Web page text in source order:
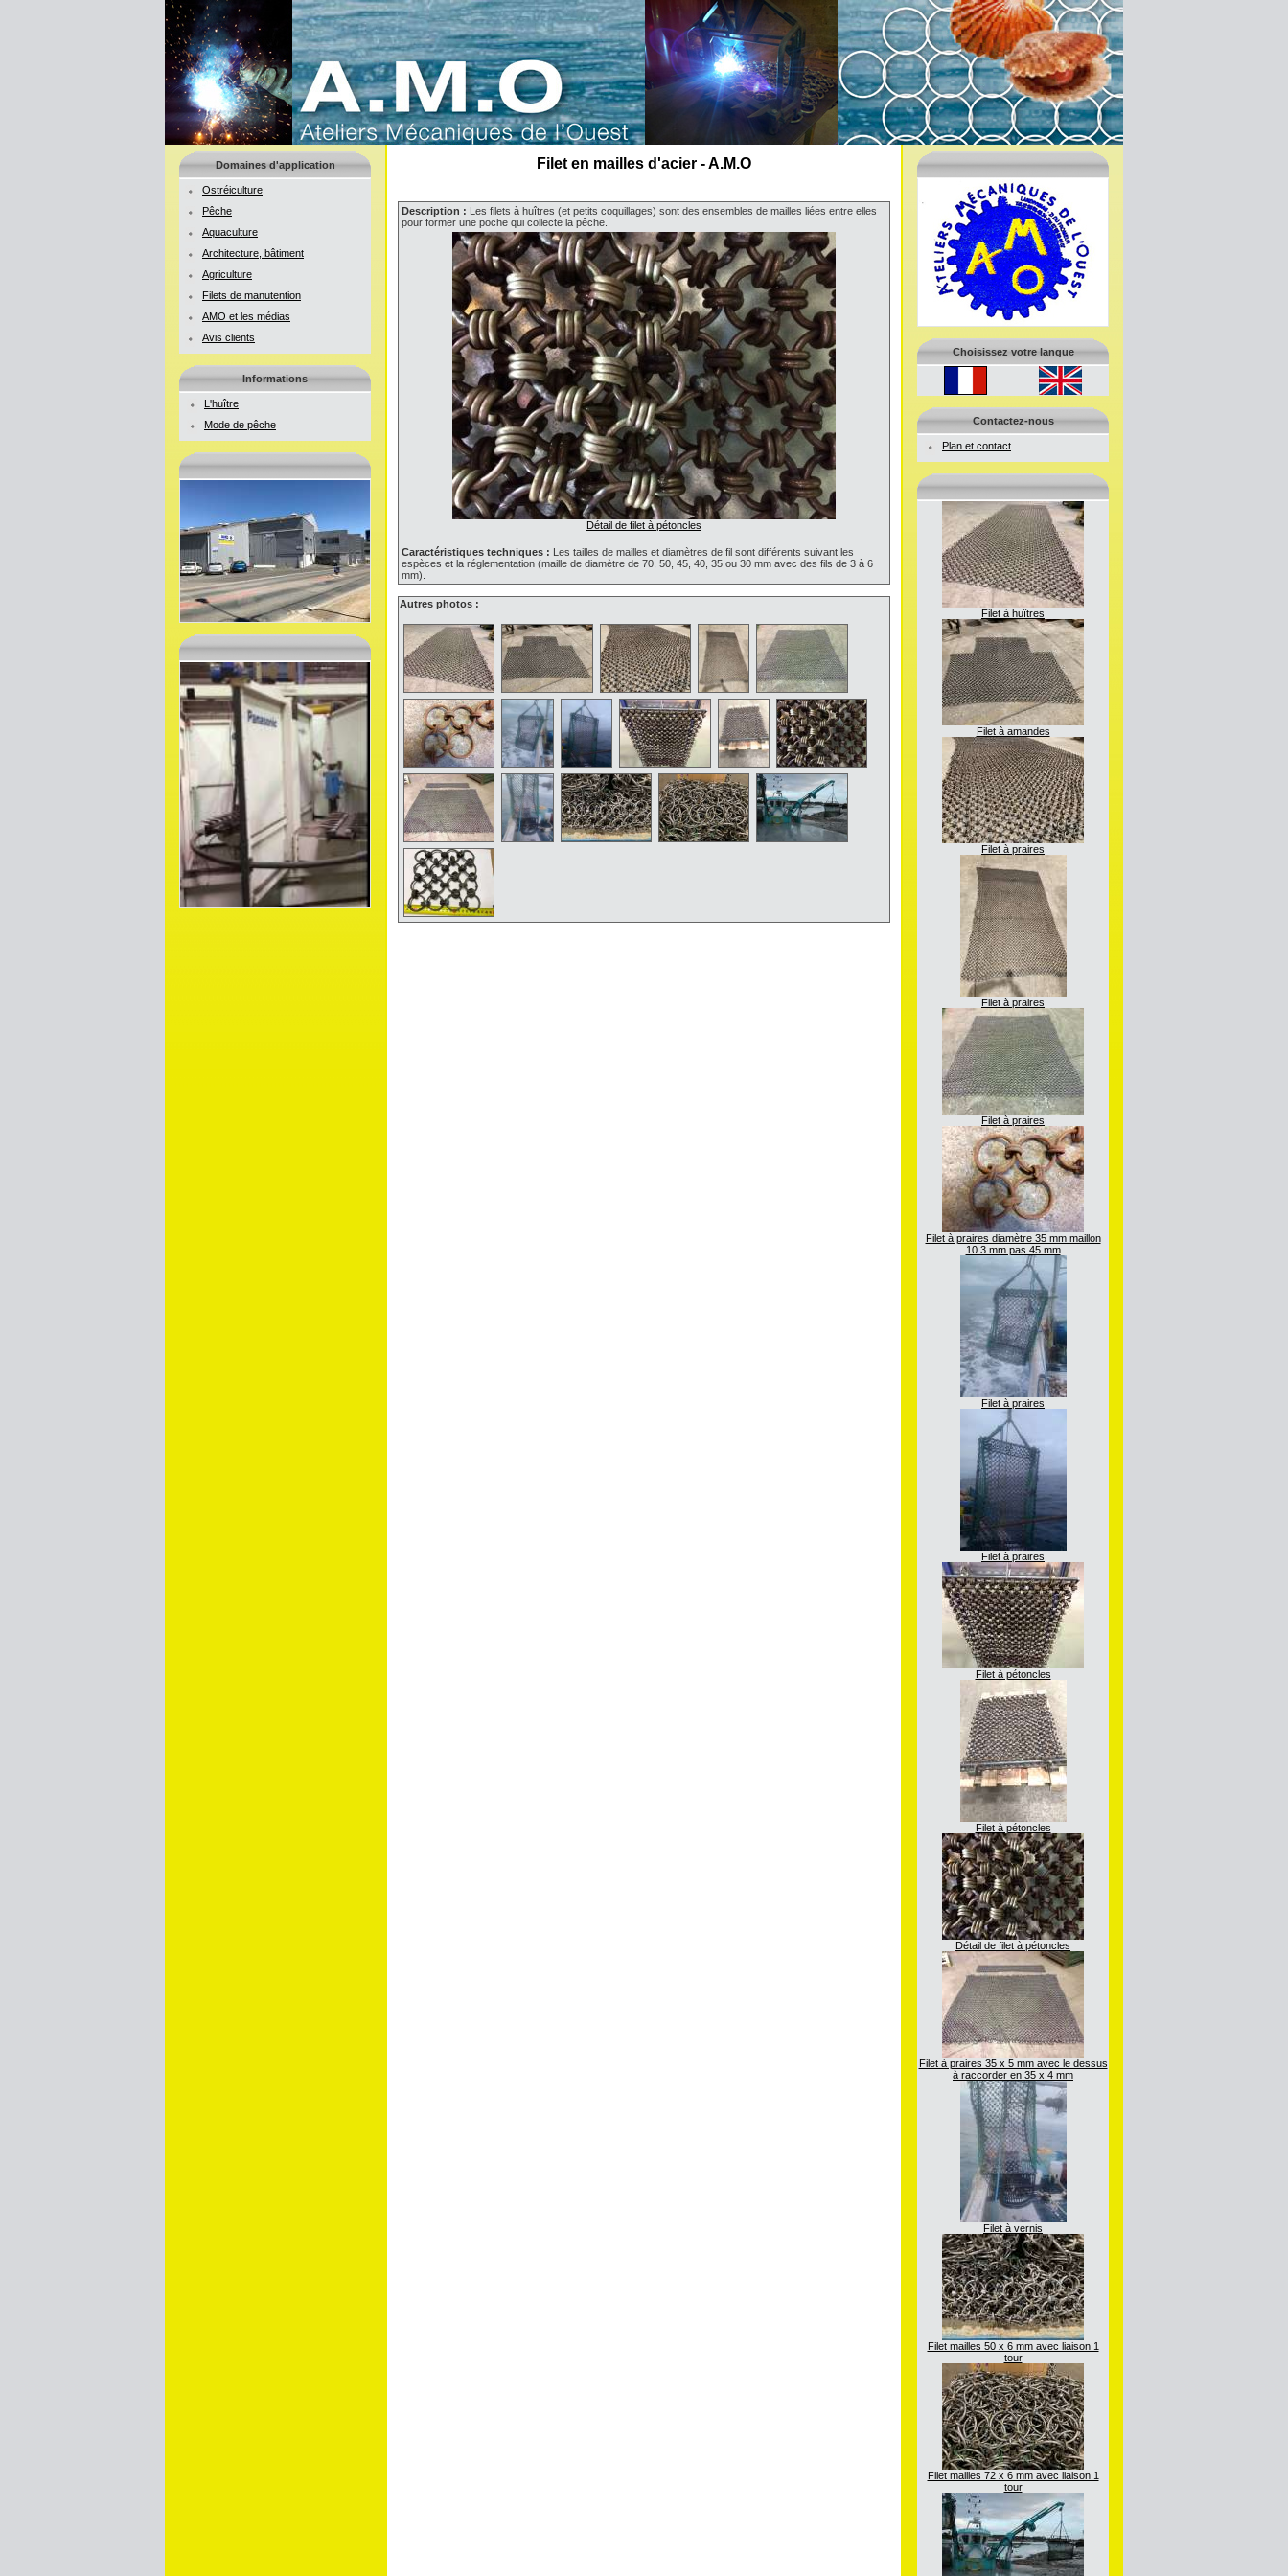
Domaines d'application
Ostréiculture
Pêche
Aquaculture
Architecture, bâtiment
Agriculture
Filets de manutention
AMO et les médias
Avis clients
Informations
L'huître
Mode de pêche
Filet en mailles d'acier - A.M.O
Description : Les filets à huîtres (et petits coquillages) sont des ensembles de mailles liées entre elles
pour former une poche qui collecte la pêche.
Détail de filet à pétoncles
Caractéristiques techniques : Les tailles de mailles et diamètres de fil sont différents suivant les
espèces et la réglementation (maille de diamètre de 70, 50, 45, 40, 35 ou 30 mm avec des fils de 3 à 6
mm).
Autres photos :
Choisissez votre langue
Contactez-nous
Plan et contact
Filet à huîtres
Filet à amandes
Filet à praires
Filet à praires
Filet à praires
Filet à praires diamètre 35 mm maillon
10.3 mm pas 45 mm
Filet à praires
Filet à praires
Filet à pétoncles
Filet à pétoncles
Détail de filet à pétoncles
Filet à praires 35 x 5 mm avec le dessus
à raccorder en 35 x 4 mm
Filet à vernis
Filet mailles 50 x 6 mm avec liaison 1
tour
Filet mailles 72 x 6 mm avec liaison 1
tour